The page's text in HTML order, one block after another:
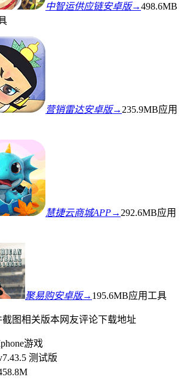
中智运供应链安卓版→498.6MB
营销雷达安卓版→ 235.9MB应用
慧捷云商城APP→ 292.6MB应用
聚易购安卓版→ 195.6MB应用工具
图相关版本网友评论下载地址
游戏
测试版